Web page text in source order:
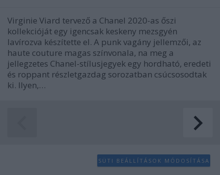
Virginie Viard tervező a Chanel 2020-as őszi
kollekcióját egy igencsak keskeny mezsgyén
lavírozva készítette el. A punk vagány jellemzői, az
haute couture magas színvonala, na meg a
jellegzetes Chanel-stílusjegyek egy hordható, eredeti
és roppant részletgazdag sorozatban csúcsosodtak
ki. Ilyen,…
SÜTI BEÁLLÍTÁSOK MÓDOSÍTÁSA